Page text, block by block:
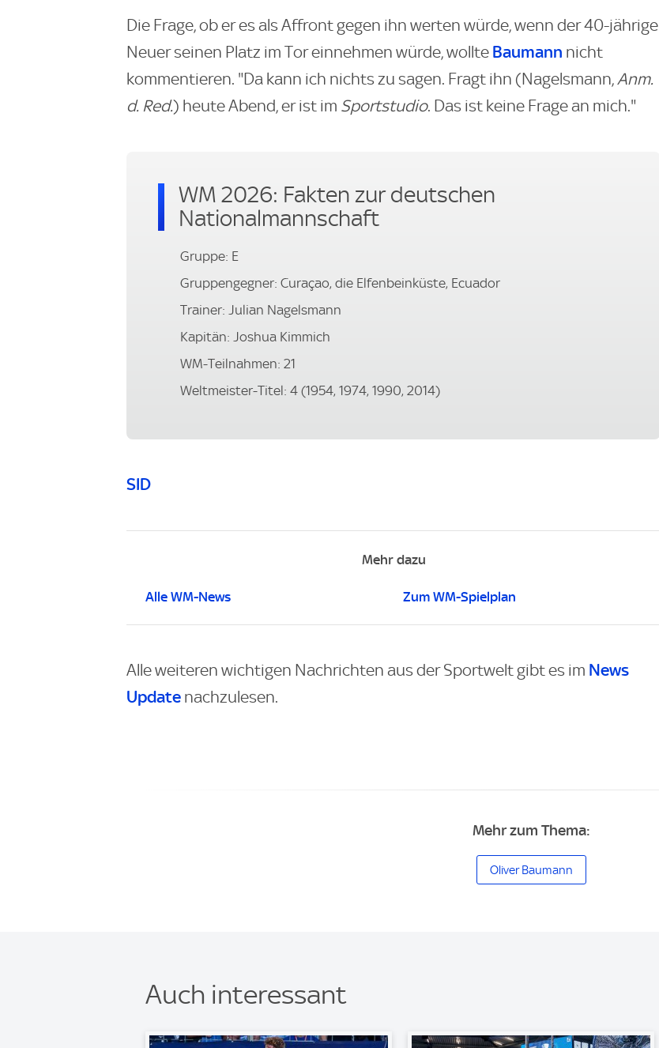
Die Frage, ob er es als Affront gegen ihn werten würde, wenn der 40-jährige
Neuer seinen Platz im Tor einnehmen würde, wollte Baumann nicht
kommentieren. "Da kann ich nichts zu sagen. Fragt ihn (Nagelsmann,Anm.
d. Red.) heute Abend, er ist im Sportstudio. Das ist keine Frage an mich."
WM 2026: Fakten zur deutschen
Nationalmannschaft
Gruppe: E
Gruppengegner: Curaçao, die Elfenbeinküste, Ecuador
Trainer: Julian Nagelsmann
Kapitän: Joshua Kimmich
WM-Teilnahmen: 21
Weltmeister-Titel: 4 (1954, 1974, 1990, 2014)
SID
Mehr dazu
Alle WM-News Zum WM-Spielplan
Alle weiteren wichtigen Nachrichten aus der Sportwelt gibt es im News
Update nachzulesen.
Mehr zum Thema:
Oliver Baumann
Auch interessant